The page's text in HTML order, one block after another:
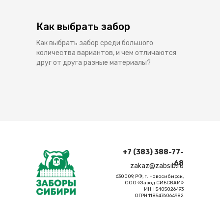
Как выбрать забор
Как выбрать забор среди большого
количества вариантов, и чем отличаются
друг от друга разные материалы?
+7 (383) 388-77-
68
zakaz@zabsib.ru
630009, РФ, г. Новосибирск,
ООО «Завод СИБСВАИ»
ИНН 5405026493
ОГРН 1185476064982